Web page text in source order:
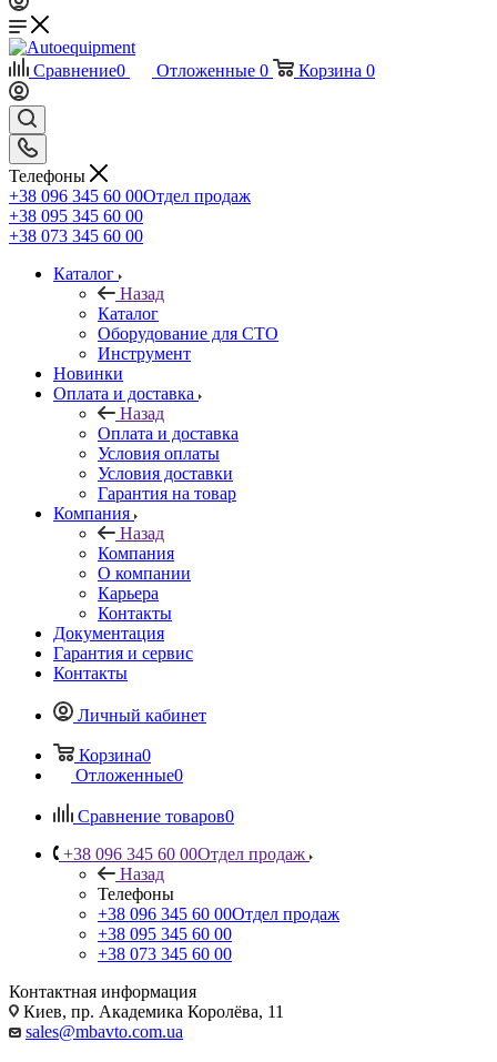
Сравнение0 Отложенные 0 Корзина 0
Телефоны
+38 096 345 60 00Отдел продаж
+38 095 345 60 00
+38 073 345 60 00
Каталог
Назад
Каталог
Оборудование для СТО
Инструмент
Новинки
Оплата и доставка
Назад
Оплата и доставка
Условия оплаты
Условия доставки
Гарантия на товар
Компания
Назад
Компания
О компании
Карьера
Контакты
Документация
Гарантия и сервис
Контакты
Личный кабинет
Корзина0
Отложенные0
Сравнение товаров0
+38 096 345 60 00Отдел продаж
Назад
Телефоны
+38 096 345 60 00Отдел продаж
+38 095 345 60 00
+38 073 345 60 00
Контактная информация
Киев, пр. Академика Королёва, 11
sales@mbavto.com.ua